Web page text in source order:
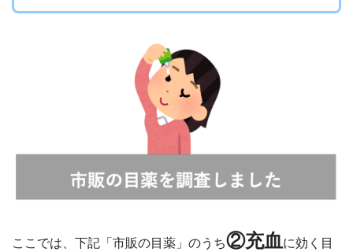
ここでは、下記「市販の目薬」のうち②充血 に効く目